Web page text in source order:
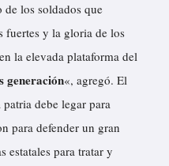
los soldados que
fuertes y la gloria de los
la elevada plataforma del
generación«, agregó. El
debe legar para
para defender un gran
estatales para tratar y